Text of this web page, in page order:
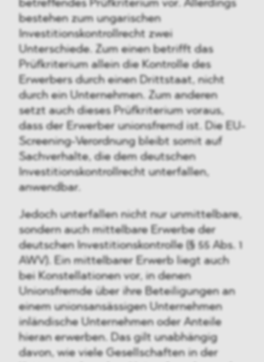
betreffendes Prüfkriterium vor. Allerdings
bestehen zum ungarischen
Investitionskontrollrecht zwei
Unterschiede. Zum einen betrifft das
Prüfkriterium allein die Kontrolle des
Erwerbers durch einen Drittstaat, nicht
durch ein Unternehmen. Zum anderen
setzt auch dieses Prüfkriterium voraus,
dass der Erwerber unionsfremd ist. Die EU-
Screening-Verordnung bleibt somit auf
Sachverhalte, die dem deutschen
Investitionskontrollrecht unterfallen,
anwendbar.
Jedoch unterfallen nicht nur unmittelbare,
sondern auch mittelbare Erwerbe der
deutschen Investitionskontrolle (§ 55 Abs. 1
AWV). Ein mittelbarer Erwerb liegt auch
bei Konstellationen vor, in denen
Unionsfremde über ihre Beteiligungen an
einem unionsansässigen Unternehmen
inländische Unternehmen oder Anteile
hieran erwerben. Das gilt unabhängig
davon, wie viele Gesellschaften in der